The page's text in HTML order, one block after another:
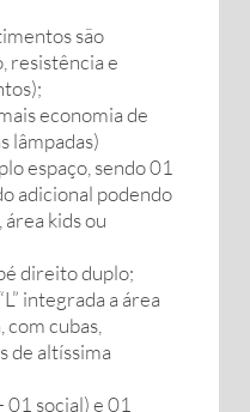
são
resistência e
economia de
lâmpadas)
espaço, sendo 01
adicional podendo
kids ou
direito duplo;
integrada a área
cubas,
de altíssima
social) e 01